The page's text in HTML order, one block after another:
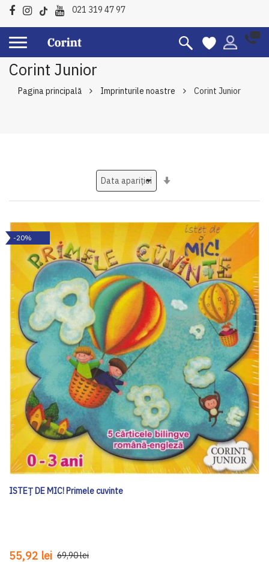
021 319 47 97
Corint Junior
Pagina principală Imprinturile noastre Corint Junior
-20%
ISTEȚ DE MIC! Primele cuvinte
55,92 lei 69,90 lei